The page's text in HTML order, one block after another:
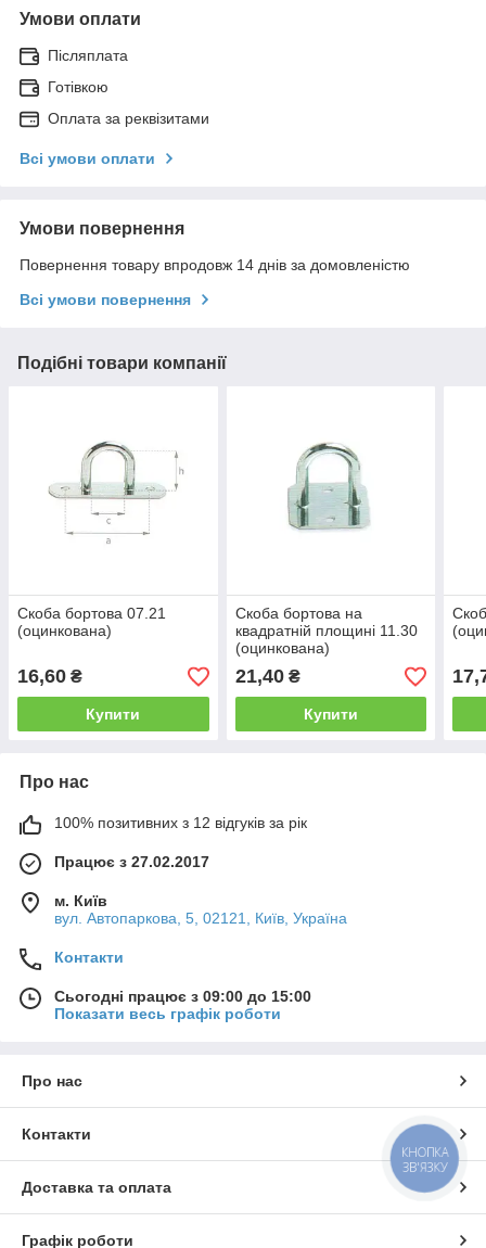
Умови оплати
Післяплата
Готівкою
Оплата за реквізитами
Всі умови оплати
Умови повернення
Повернення товару впродовж 14 днів за домовленістю
Всі умови повернення
Подібні товари компанії
Скоба бортова 07.21
(оцинкована)
16,60 ₴
Купити
Скоба бортова на
квадратній площині 11.30
(оцинкована)
21,40₴
Купити
Про нас
100% позитивних з 12 відгуків за рік
Працює з 27.02.2017
м. Київ
вул. Автопаркова, 5, 02121, Київ, Україна
Контакти
Сьогодні працює з 09:00 до 15:00
Показати весь графік роботи
Про нас
Контакти
Доставка та оплата
Графік роботи
КНОПКА
ЗВ'ЯЗКУ